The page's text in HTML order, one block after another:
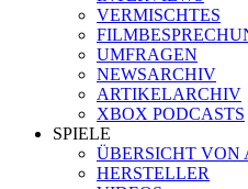
VERMISCHTES
UMFRAGEN
NEWSARCHIV
ARTIKELARCHIV
XBOX PODCASTS
SPIELE
ÜBERSICHT VON
HERSTELLER